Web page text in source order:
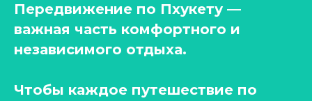
Передвижение по Пхукету —
важная часть комфортного и
независимого отдыха.
Чтобы каждое путешествие по